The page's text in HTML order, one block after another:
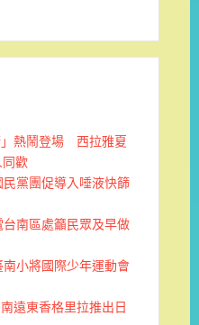
」熱鬧登場 西拉雅夏
歡
黨團促導入唾液快篩
南區處籲民眾及早做
小將國際少年運動會
遠東香格里拉推出日